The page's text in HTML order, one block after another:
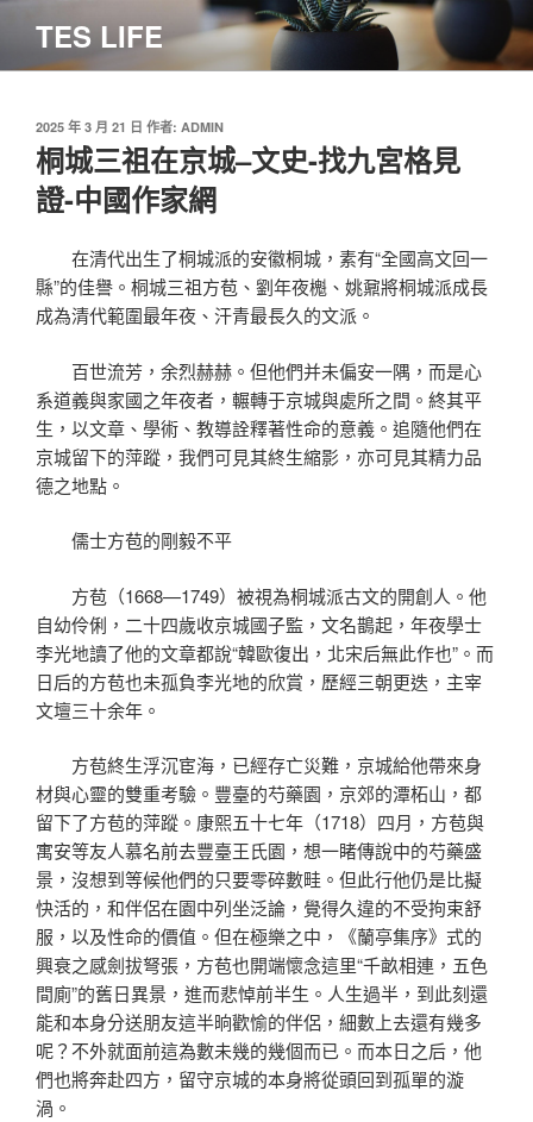
主
TES LIFE
發
佈
於
2025 年 3 月 21 日 作者: ADMIN
桐城三祖在京城–文史-找九宮格見
證-中國作家網
在清代出生了桐城派的安徽桐城，素有“全國高文回一
縣”的佳譽。桐城三祖方苞、劉年夜櫆、姚鼐將桐城派成長
成為清代範圍最年夜、汗青最長久的文派。
百世流芳，余烈赫赫。但他們并未偏安一隅，而是心
系道義與家國之年夜者，輾轉于京城與處所之間。終其平
生，以文章、學術、教導詮釋著性命的意義。追隨他們在
京城留下的萍蹤，我們可見其終生縮影，亦可見其精力品
德之地點。
儒士方苞的剛毅不平
方苞（1668—1749）被視為桐城派古文的開創人。他
自幼伶俐，二十四歲收京城國子監，文名鵲起，年夜學士
李光地讀了他的文章都說“韓歐復出，北宋后無此作也”。而
日后的方苞也未孤負李光地的欣賞，歷經三朝更迭，主宰
文壇三十余年。
方苞終生浮沉宦海，已經存亡災難，京城給他帶來身
材與心靈的雙重考驗。豐臺的芍藥園，京郊的潭柘山，都
留下了方苞的萍蹤。康熙五十七年（1718）四月，方苞與
寓安等友人慕名前去豐臺王氏園，想一睹傳說中的芍藥盛
景，沒想到等候他們的只要零碎數畦。但此行他仍是比擬
快活的，和伴侶在園中列坐泛論，覺得久違的不受拘束舒
服，以及性命的價值。但在極樂之中，《蘭亭集序》式的
興衰之感劍拔弩張，方苞也開端懷念這里“千畝相連，五色
間廁”的舊日異景，進而悲悼前半生。人生過半，到此刻還
能和本身分送朋友這半晌歡愉的伴侶，細數上去還有幾多
呢？不外就面前這為數未幾的幾個而已。而本日之后，他
們也將奔赴四方，留守京城的本身將從頭回到孤單的漩
渦。